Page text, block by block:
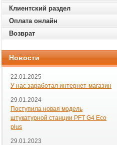
Клиентский раздел
Оплата онлайн
Возврат
Новости
22.01.2025
У нас заработал интернет-магазин
29.01.2024
Поступила новая модель
штукатурной станции PFT G4 Eco
plus
29.01.2023